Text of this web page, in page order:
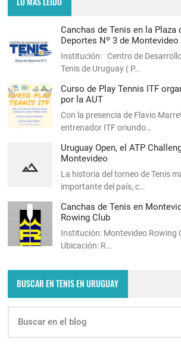
Canchas de Tenis en la Plaza
Deportes Nº 3 de Montevideo
Institución: Centro de
Tenis de Uruguay ( P…
Curso de Play Tennis ITF
por la AUT
Con la presencia de Flavio
entrenador ITF oriundo…
Uruguay Open, el ATP
Montevideo
La historia del torneo de Tenis
importante del país, c…
Canchas de Tenis en
Rowing Club
Institución: Montevideo Rowing
Ubicación: R…
BUSCAR EN TENIS EN URUGUAY